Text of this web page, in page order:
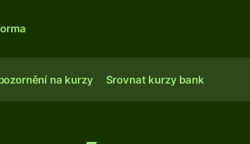
na kurzy Srovnat kurzy bank